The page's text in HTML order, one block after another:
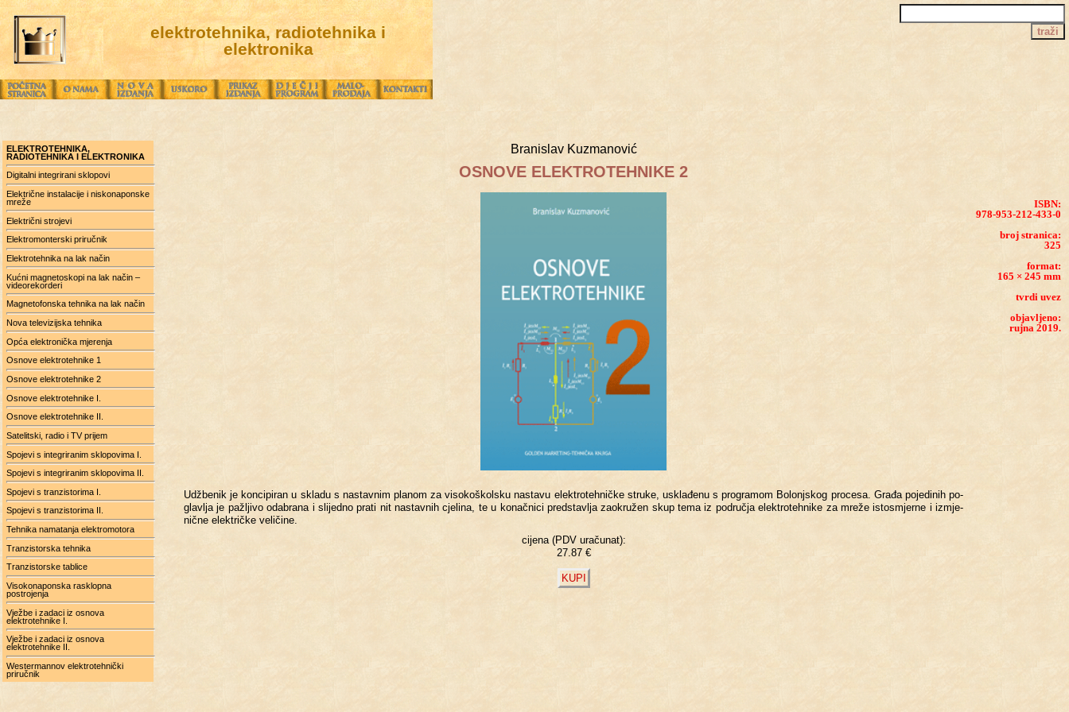
elektrotehnika, radiotehnika i
elektronika
ELEKTROTEHNIKA,
RADIOTEHNIKA I ELEKTRONIKA
Digitalni integrirani sklopovi
Električne instalacije i niskonaponske
mreže
Električni strojevi
Elektromonterski priručnik
Elektrotehnika na lak način
Kućni magnetoskopi na lak način –
videorekorderi
Magnetofonska tehnika na lak način
Nova televizijska tehnika
Opća elektronička mjerenja
Osnove elektrotehnike 1
Osnove elektrotehnike 2
Osnove elektrotehnike I.
Osnove elektrotehnike II.
Satelitski, radio i TV prijem
Spojevi s integriranim sklopovima I.
Spojevi s integriranim sklopovima II.
Spojevi s tranzistorima I.
Spojevi s tranzistorima II.
Tehnika namatanja elektromotora
Tranzistorska tehnika
Tranzistorske tablice
Visokonaponska rasklopna
postrojenja
Vježbe i zadaci iz osnova
elektrotehnike I.
Vježbe i zadaci iz osnova
elektrotehnike II.
Westermannov elektrotehnički
priručnik
ISBN:
978-953-212-433-0
broj stranica:
325
format:
165 × 245 mm
tvrdi uvez
objavljeno:
rujna 2019.
Branislav Kuzmanović
OSNOVE ELEKTROTEHNIKE 2
Udž­be­nik je kon­ci­pi­ran u sk­la­du s na­stav­nim pla­nom za vi­so­ko­škol­sku na­sta­vu elek­tro­teh­ni­čke stru­ke, us­kla­đe­nu s pro­gra­mom Bo­lonj­skog pro­ce­sa. Građa po­je­di­nih po­
glav­lja je pa­žlji­vo oda­bra­na i sli­jed­no prati nit na­stav­nih cje­li­na, te u ko­nač­ni­ci pre­ds­tav­lja zao­kru­žen skup tema iz po­dru­čja elek­tro­teh­ni­ke za mreže is­to­s­mjer­ne i iz­mje­
nič­ne elek­tri­čke ve­li­či­ne.
cijena (PDV uračunat):
27.87 €
KUPI